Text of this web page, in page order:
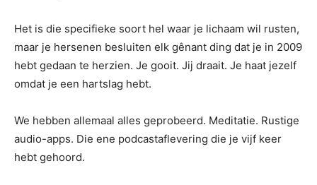
Het is die specifieke soort hel waar je lichaam wil rusten,
maar je hersenen besluiten elk gênant ding dat je in 2009
hebt gedaan te herzien. Je gooit. Jij draait. Je haat jezelf
omdat je een hartslag hebt.
We hebben allemaal alles geprobeerd. Meditatie. Rustige
audio-apps. Die ene podcastaflevering die je vijf keer
hebt gehoord.